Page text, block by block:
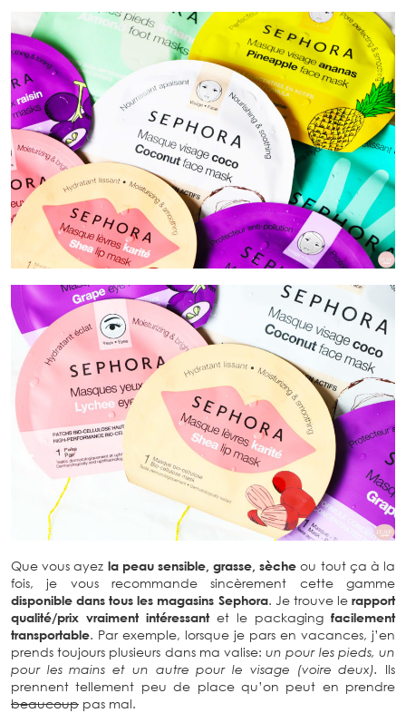
Que vous ayez la peau sensible, grasse, sèche ou tout ça à la
fois, je vous recommande sincèrement cette gamme
disponible dans tous les magasins Sephora. Je trouve lerapport
qualité/prix vraiment intéressantet le packaging facilement
transportable. Par exemple, lorsque je pars en vacances, j’en
prends toujours plusieurs dans ma valise:un pour les pieds, un
pour les mains et un autre pour le visage (voire deux).
Ils
prennent tellement peu de place qu’on peut en prendre
beaucoup pas mal.